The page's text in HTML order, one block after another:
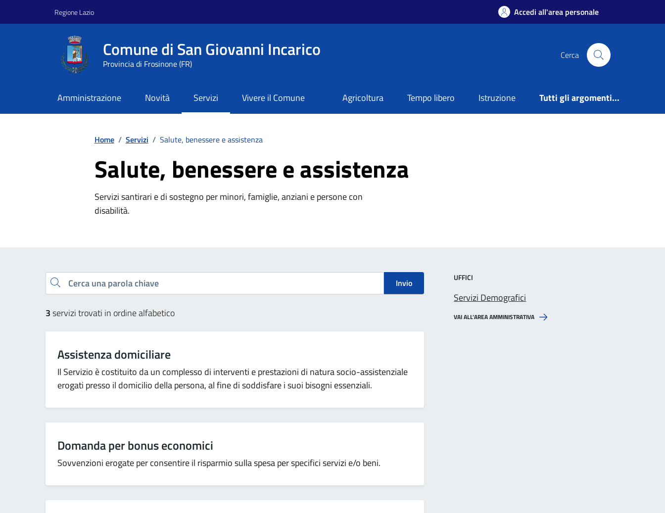
Regione Lazio Accedi all'area personale
Comune di San Giovanni Incarico
Provincia di Frosinone (FR)
Cerca
Amministrazione Novità Servizi Vivere il Comune Agricoltura Tempo libero Istruzione Tutti gli argomenti...
Home / Servizi / Salute, benessere e assistenza
Salute, benessere e assistenza
Servizi santirari e di sostegno per minori, famiglie, anziani e persone con
disabilità.
Cerca una parola chiave Invio
3servizi trovati in ordine alfabetico
Assistenza domiciliare
Il Servizio è costituito da un complesso di interventi e prestazioni di natura socio-assistenziale
erogati presso il domicilio della persona, al fine di soddisfare i suoi bisogni essenziali.
Domanda per bonus economici
Sovvenzioni erogate per consentire il risparmio sulla spesa per specifici servizi e/o beni.
UFFICI
Servizi Demografici
VAI ALL’AREA AMMINISTRATIVA